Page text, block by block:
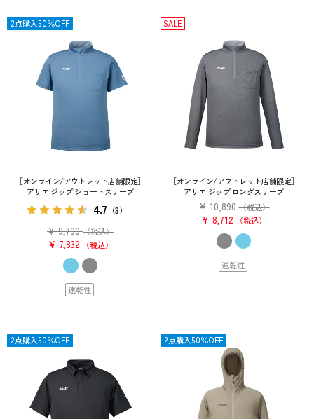
［オンライン/アウトレット店舗限定］
アリエ ジップ ショートスリーブ
4.7 （3）
¥ 9,790 （税込）
¥ 7,832 税込
SALE
速乾性
2点購入50％OFF
［オンライン/アウトレット店舗限定］
アリエ ジップ ロングスリーブ
¥ 10,890 （税込）
¥ 8,712 税込
SALE
速乾性
SALE
2点購入50％OFF SALE
2点購入50％OFF